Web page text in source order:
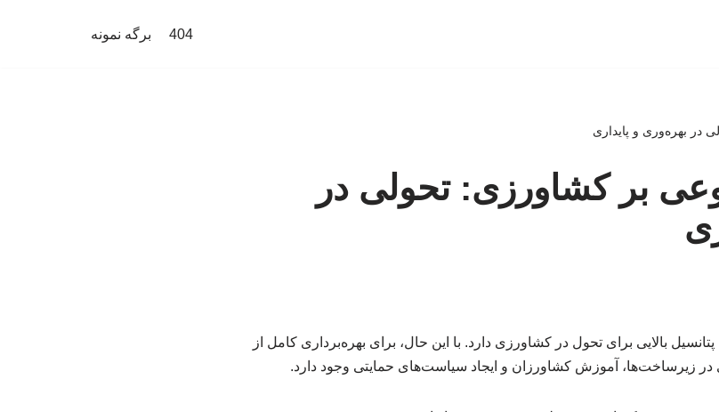
404 برگه نمونه
در بهره‌وری و پایداری
بر کشاورزی: تحولی در
بالایی برای تحول در کشاورزی دارد. با این حال، برای بهره‌برداری کامل از
در زیرساخت‌ها، آموزش کشاورزان و ایجاد سیاست‌های حمایتی وجود دارد.